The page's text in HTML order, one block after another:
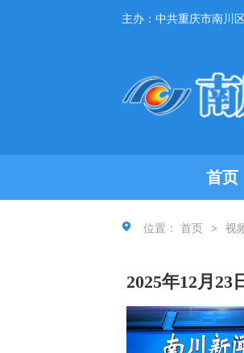
主办：中共重庆市南川
首页
位置： 首页 > 视
2025年12月23